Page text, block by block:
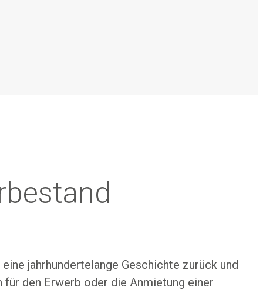
jahrhundertelange Geschichte zurück und
den Erwerb oder die Anmietung einer